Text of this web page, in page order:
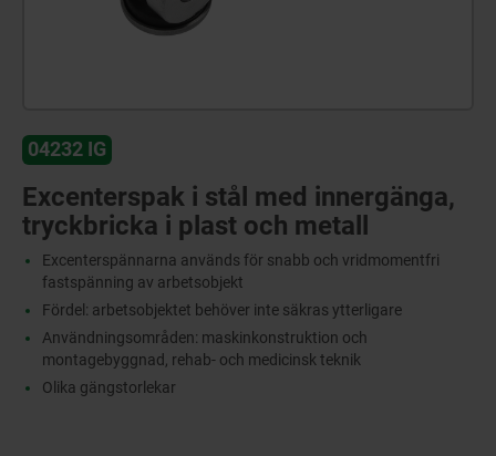
04232 IG
Excenterspak i stål med innergänga,
tryckbricka i plast och metall
Excenterspännarna används för snabb och vridmomentfri
fastspänning av arbetsobjekt
Fördel: arbetsobjektet behöver inte säkras ytterligare
Användningsområden: maskinkonstruktion och
montagebyggnad, rehab- och medicinsk teknik
Olika gängstorlekar